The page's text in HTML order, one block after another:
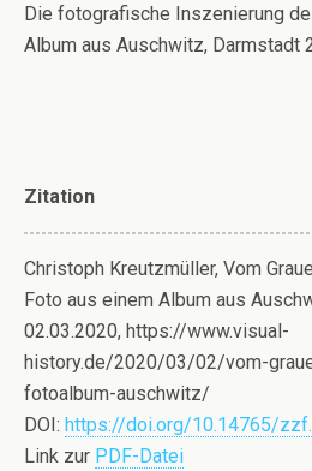
Die fotografische Inszenierung
Album aus Auschwitz, Darmstadt
Zitation
Christoph Kreutzmüller, Vom
Foto aus einem Album aus
02.03.2020, https://www.visual-
history.de/2020/03/02/vom-
fotoalbum-auschwitz/
DOI: https://doi.org/10.14765/
Link zur PDF-Datei